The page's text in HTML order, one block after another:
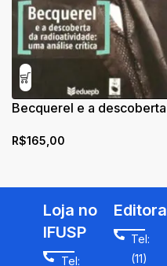
Becquerel e a descoberta
análise crítica
R$165,00
Loja no
IFUSP
Tel:
Editora
Tel:
(11)